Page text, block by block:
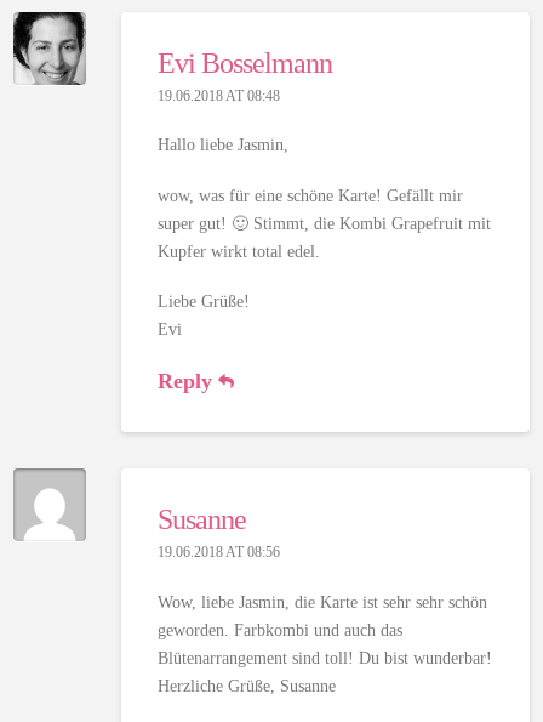
Evi Bosselmann
19.06.2018 AT 08:48
Hallo liebe Jasmin,
wow, was für eine schöne Karte! Gefällt mir
super gut! 🙂 Stimmt, die Kombi Grapefruit mit
Kupfer wirkt total edel.
Liebe Grüße!
Evi
Reply
Susanne
19.06.2018 AT 08:56
Wow, liebe Jasmin, die Karte ist sehr sehr schön
geworden. Farbkombi und auch das
Blütenarrangement sind toll! Du bist wunderbar!
Herzliche Grüße, Susanne